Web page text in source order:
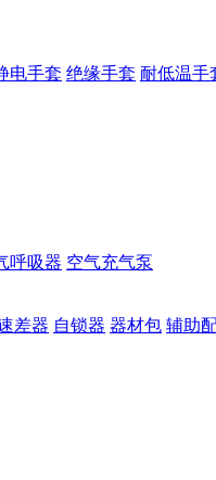
电手套 绝缘手套 耐低温手
呼吸器 空气充气泵
差器 自锁器 器材包 辅助